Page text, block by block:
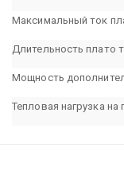
Максимальный ток
Длительность плато
Мощность
Тепловая нагрузка